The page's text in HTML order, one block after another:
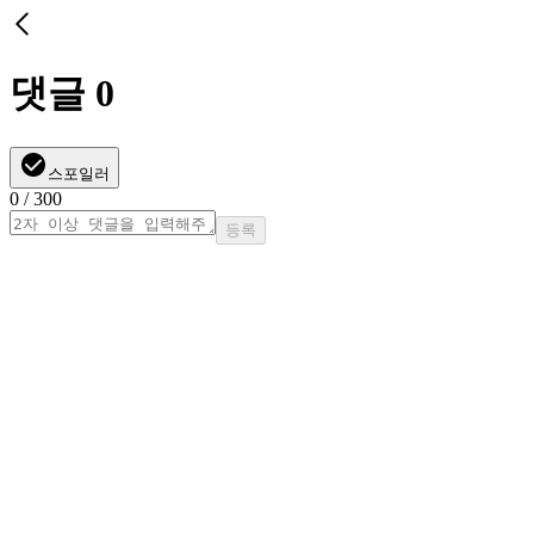
댓글 0
스포일러
0 / 300
등록